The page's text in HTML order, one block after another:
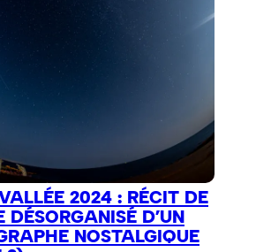
2024 : RÉCIT DE
DÉSORGANISÉ D’UN
NOSTALGIQUE